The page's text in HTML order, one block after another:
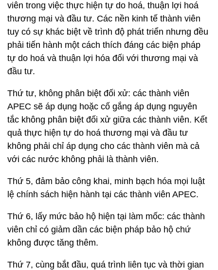
viên trong việc thực hiện tự do hoá, thuận lợi hoá
thương mại và đầu tư. Các nền kinh tế thành viên
tuy có sự khác biệt về trình độ phát triển nhưng đều
phải tiến hành một cách thích đáng các biện pháp
tự do hoá và thuận lợi hóa đối với thương mại và
đầu tư.
Thứ tư, không phân biệt đối xử: các thành viên
APEC sẽ áp dụng hoặc cố gắng áp dụng nguyên
tắc không phân biệt đối xử giữa các thành viên. Kết
quả thực hiện tự do hoá thương mại và đầu tư
không phải chỉ áp dụng cho các thành viên mà cả
với các nước không phải là thành viên.
Thứ 5, đảm bảo công khai, minh bạch hóa mọi luật
lệ chính sách hiện hành tại các thành viên APEC.
Thứ 6, lấy mức bảo hộ hiện tại làm mốc: các thành
viên chỉ có giảm dần các biện pháp bảo hộ chứ
không được tăng thêm.
Thứ 7, cùng bắt đầu, quá trình liên tục và thời gian